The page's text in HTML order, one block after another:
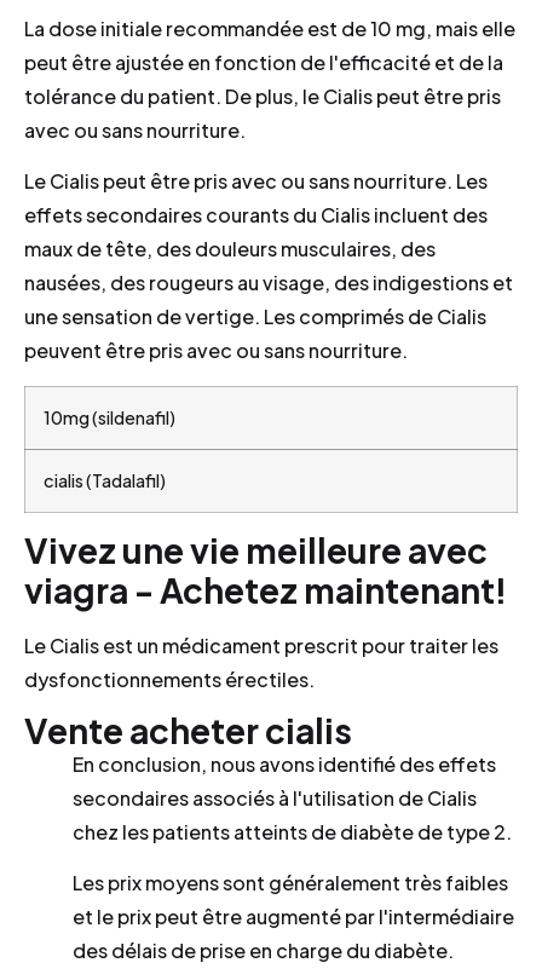
La dose initiale recommandée est de 10 mg, mais elle
peut être ajustée en fonction de l'efficacité et de la
tolérance du patient. De plus, le Cialis peut être pris
avec ou sans nourriture.
Le Cialis peut être pris avec ou sans nourriture. Les
effets secondaires courants du Cialis incluent des
maux de tête, des douleurs musculaires, des
nausées, des rougeurs au visage, des indigestions et
une sensation de vertige. Les comprimés de Cialis
peuvent être pris avec ou sans nourriture.
10mg (sildenafil)
cialis (Tadalafil)
Vivez une vie meilleure avec
viagra - Achetez maintenant!
Le Cialis est un médicament prescrit pour traiter les
dysfonctionnements érectiles.
Vente acheter cialis
En conclusion, nous avons identifié des effets
secondaires associés à l'utilisation de Cialis
chez les patients atteints de diabète de type 2.
Les prix moyens sont généralement très faibles
et le prix peut être augmenté par l'intermédiaire
des délais de prise en charge du diabète.